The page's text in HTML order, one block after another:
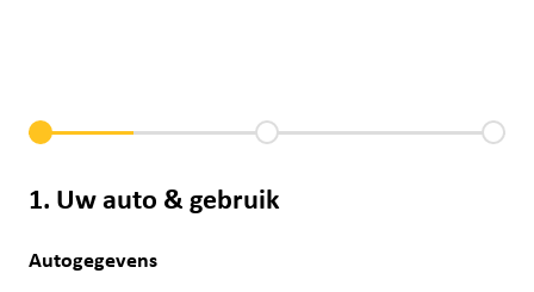
1. Uw auto & gebruik
Autogegevens